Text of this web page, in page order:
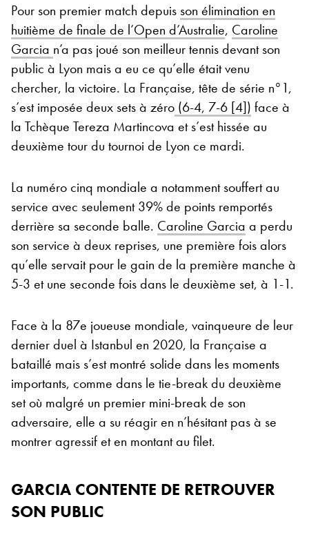
Pour son premier match depuis son élimination en
huitième de finale de l’Open d’Australie, Caroline
Garcia n’a pas joué son meilleur tennis devant son
public à Lyon mais a eu ce qu’elle était venu
chercher, la victoire. La Française, tête de série n°1,
s’est imposée deux sets à zéro (6-4, 7-6 [4]) face à
la Tchèque Tereza Martincova et s’est hissée au
deuxième tour du tournoi de Lyon ce mardi.
La numéro cinq mondiale a notamment souffert au
service avec seulement 39% de points remportés
derrière sa seconde balle. Caroline Garcia a perdu
son service à deux reprises, une première fois alors
qu’elle servait pour le gain de la première manche à
5-3 et une seconde fois dans le deuxième set, à 1-1.
Face à la 87e joueuse mondiale, vainqueure de leur
dernier duel à Istanbul en 2020, la Française a
bataillé mais s’est montré solide dans les moments
importants, comme dans le tie-break du deuxième
set où malgré un premier mini-break de son
adversaire, elle a su réagir en n’hésitant pas à se
montrer agressif et en montant au filet.
GARCIA CONTENTE DE RETROUVER
SON PUBLIC